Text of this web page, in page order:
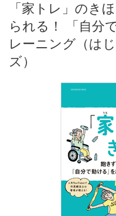
「家トレ」のき
られる！ 「自分
レーニング（は
ズ）